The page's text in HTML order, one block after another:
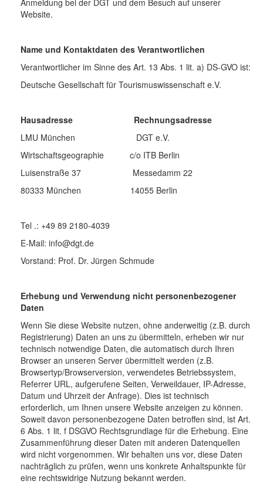
Website.
Name und Kontaktdaten des Verantwortlichen
Verantwortlicher im Sinne des Art. 13 Abs. 1 lit. a) DS-GVO ist:
Deutsche Gesellschaft für Tourismuswissenschaft e.V.
Hausadresse Rechnungsadresse
LMU München DGT e.V.
Wirtschaftsgeographie c/o ITB Berlin
Luisenstraße 37 Messedamm 22
80333 München 14055 Berlin
Tel .: +49 89 2180-4039
E-Mail: info@dgt.de
Vorstand: Prof. Dr. Jürgen Schmude
Erhebung und Verwendung nicht personenbezogener
Daten
Wenn Sie diese Website nutzen, ohne anderweitig (z.B. durch
Registrierung) Daten an uns zu übermitteln, erheben wir nur
technisch notwendige Daten, die automatisch durch Ihren
Browser an unseren Server übermittelt werden (z.B.
Browsertyp/Browserversion, verwendetes Betriebssystem,
Referrer URL, aufgerufene Seiten, Verweildauer, IP-Adresse,
Datum und Uhrzeit der Anfrage). Dies ist technisch
erforderlich, um Ihnen unsere Website anzeigen zu können.
Soweit davon personenbezogene Daten betroffen sind, ist Art.
6 Abs. 1 lit. f DSGVO Rechtsgrundlage für die Erhebung. Eine
Zusammenführung dieser Daten mit anderen Datenquellen
wird nicht vorgenommen. Wir behalten uns vor, diese Daten
nachträglich zu prüfen, wenn uns konkrete Anhaltspunkte für
eine rechtswidrige Nutzung bekannt werden.